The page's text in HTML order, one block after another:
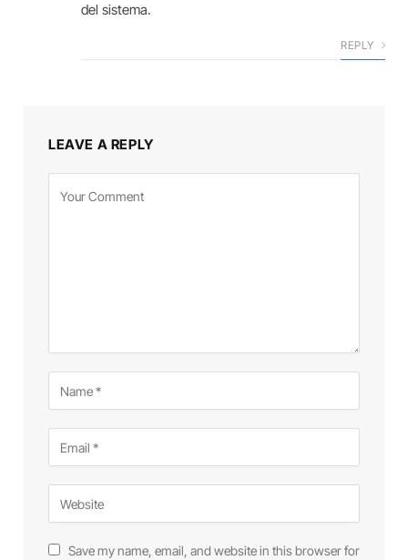
del sistema.
REPLY
LEAVE A REPLY
Save my name, email, and website in this browser for